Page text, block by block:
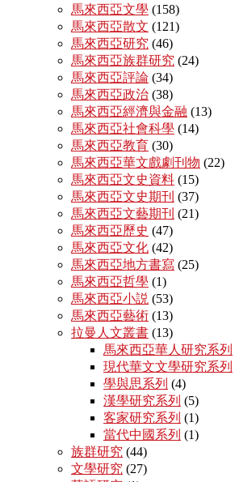
馬來西亞文學 (158)
馬來西亞散文 (121)
馬來西亞研究 (46)
馬來西亞族群研究 (24)
馬來西亞評論 (34)
馬來西亞政治 (38)
馬來西亞經濟與金融 (13)
馬來西亞社會科學 (14)
馬來西亞教育 (30)
馬來西亞華文戲劇刊物 (22)
馬來西亞文史資料 (15)
馬來西亞文史期刊 (37)
馬來西亞文藝期刊 (21)
馬來西亞歷史 (47)
馬來西亞文化 (42)
馬來西亞地方書寫 (25)
馬來西亞哲學 (1)
馬來西亞小説 (53)
馬來西亞藝術 (13)
拉曼人文叢書 (13)
馬來西亞華人研究系列
現代華文文學研究系列
學與思系列 (4)
漢學研究系列 (5)
客家研究系列 (1)
當代中國系列 (1)
族群研究 (44)
文學研究 (27)